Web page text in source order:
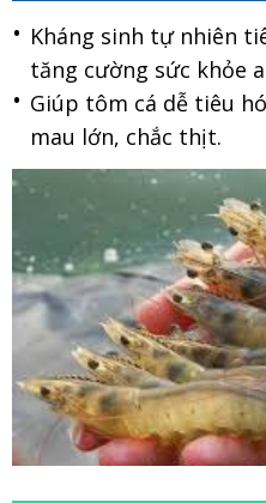
Kháng sinh tự nhiên
tăng cường sức khỏe
Giúp tôm cá dễ tiêu
mau lớn, chắc thịt.